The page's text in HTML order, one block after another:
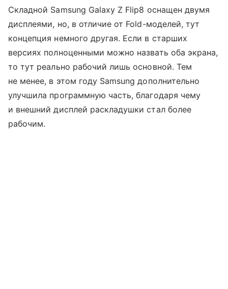
Складной Samsung Galaxy Z Flip8 оснащен двумя
дисплеями, но, в отличие от Fold-моделей, тут
концепция немного другая. Если в старших
версиях полноценными можно назвать оба экрана,
то тут реально рабочий лишь основной. Тем
не менее, в этом году Samsung дополнительно
улучшила программную часть, благодаря чему
и внешний дисплей раскладушки стал более
рабочим.